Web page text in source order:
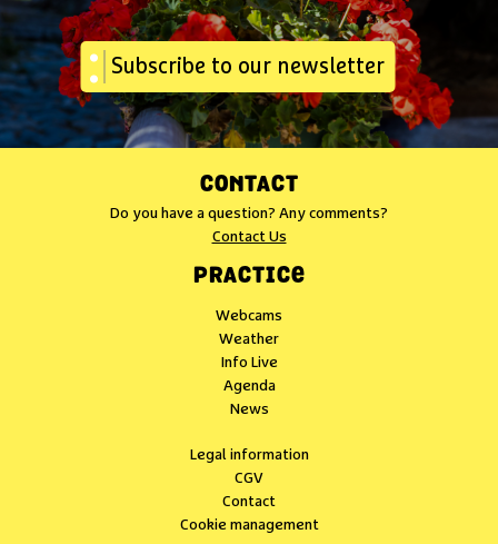
Subscribe to our newsletter
CONTACT
Do you have a question? Any comments?
Contact Us
PRACTICE
Webcams
Weather
Info Live
Agenda
News
Legal information
CGV
Contact
Cookie management